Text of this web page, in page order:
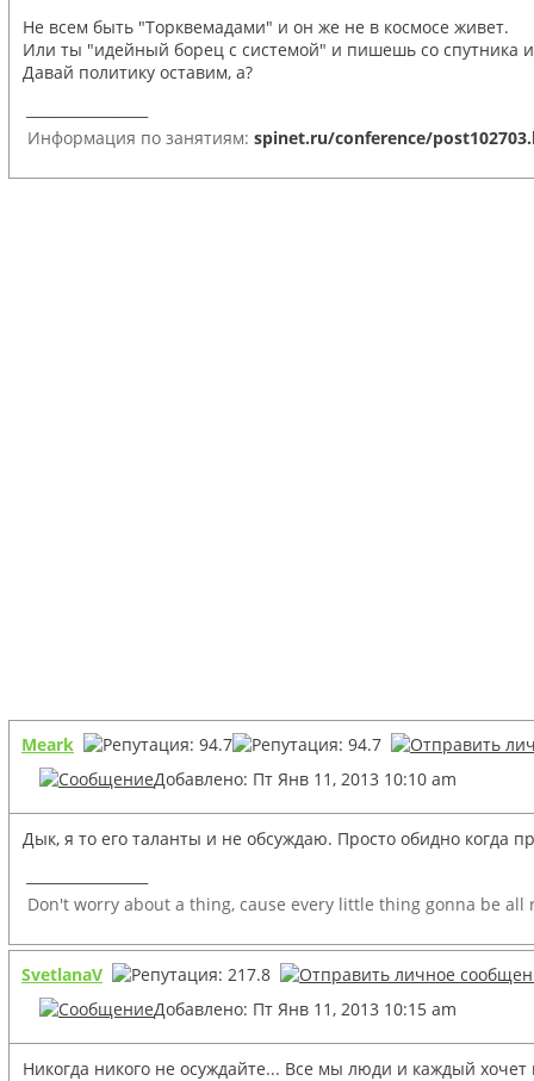
Не всем быть "Торквемадами" и он же не в космосе живет.
Или ты "идейный борец с системой" и пишешь со спутника
Давай политику оставим, а?
Информация по занятиям: spinet.ru/conference/
Meark
Добавлено: Пт Янв 11, 2013 10:10 am
Дык, я то его таланты и не обсуждаю. Просто обидно когда
Don't worry about a thing, cause every little thing gonna be all
SvetlanaV
Добавлено: Пт Янв 11, 2013 10:15 am
Никогда никого не осуждайте... Все мы люди и каждый